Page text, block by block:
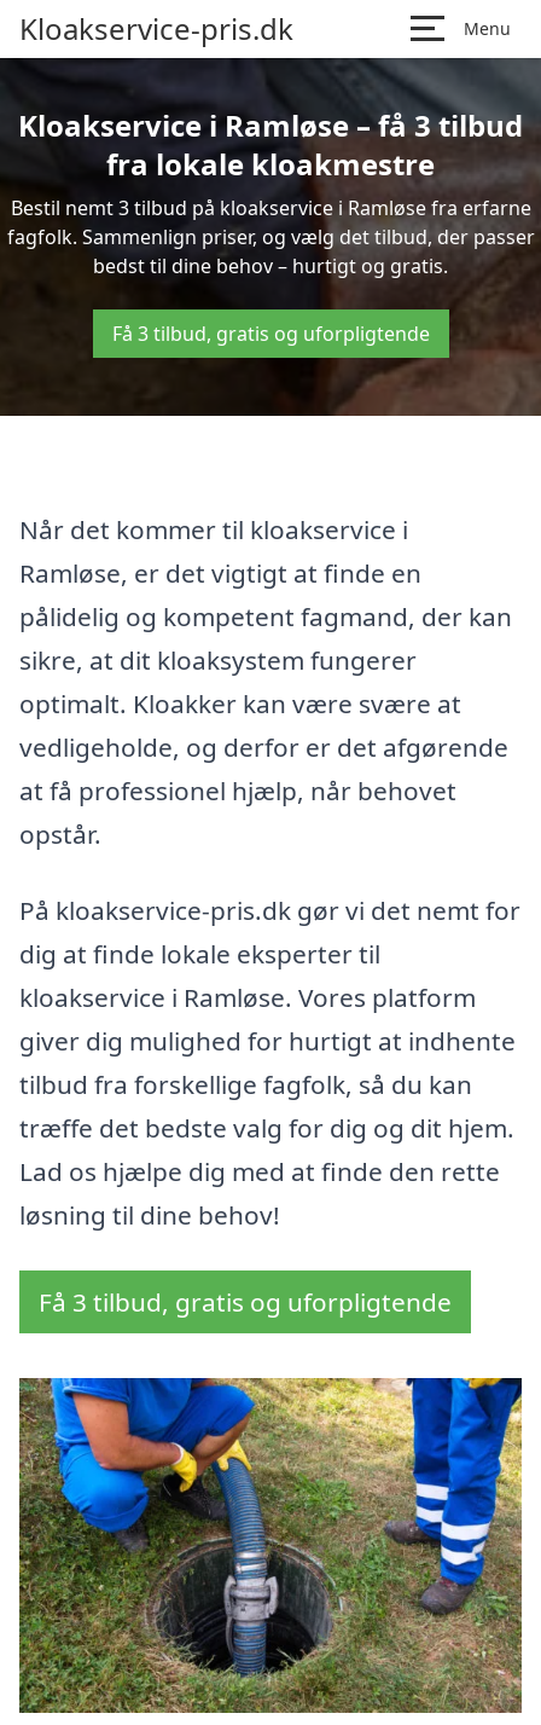
Kloakservice-pris.dk Menu
Kloakservice i Ramløse – få 3 tilbud
fra lokale kloakmestre
Bestil nemt 3 tilbud på kloakservice i Ramløse fra erfarne
fagfolk. Sammenlign priser, og vælg det tilbud, der passer
bedst til dine behov – hurtigt og gratis.
Få 3 tilbud, gratis og uforpligtende
Når det kommer til kloakservice i
Ramløse, er det vigtigt at finde en
pålidelig og kompetent fagmand, der kan
sikre, at dit kloaksystem fungerer
optimalt. Kloakker kan være svære at
vedligeholde, og derfor er det afgørende
at få professionel hjælp, når behovet
opstår.
På kloakservice-pris.dk gør vi det nemt for
dig at finde lokale eksperter til
kloakservice i Ramløse. Vores platform
giver dig mulighed for hurtigt at indhente
tilbud fra forskellige fagfolk, så du kan
træffe det bedste valg for dig og dit hjem.
Lad os hjælpe dig med at finde den rette
løsning til dine behov!
Få 3 tilbud, gratis og uforpligtende